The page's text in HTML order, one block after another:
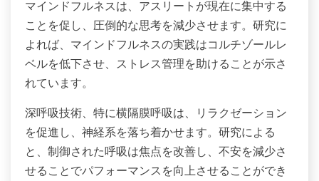
マインドフルネスは、アスリートが現在に集中する
ことを促し、圧倒的な思考を減少させます。研究に
よれば、マインドフルネスの実践はコルチゾールレ
ベルを低下させ、ストレス管理を助けることが示さ
れています。
深呼吸技術、特に横隔膜呼吸は、リラクゼーション
を促進し、神経系を落ち着かせます。研究による
と、制御された呼吸は焦点を改善し、不安を減少さ
せることでパフォーマンスを向上させることができ